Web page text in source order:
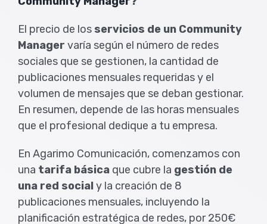
El precio de los servicios de un Community
Manager varía según el número de redes
sociales que se gestionen, la cantidad de
publicaciones mensuales requeridas y el
volumen de mensajes que se deban gestionar.
En resumen, depende de las horas mensuales
que el profesional dedique a tu empresa.
En Agarimo Comunicación, comenzamos con
una tarifa básicaque cubre la gestión de
una red socialy la creación de 8
publicaciones mensuales, incluyendo la
planificación estratégica de redes, por 250€